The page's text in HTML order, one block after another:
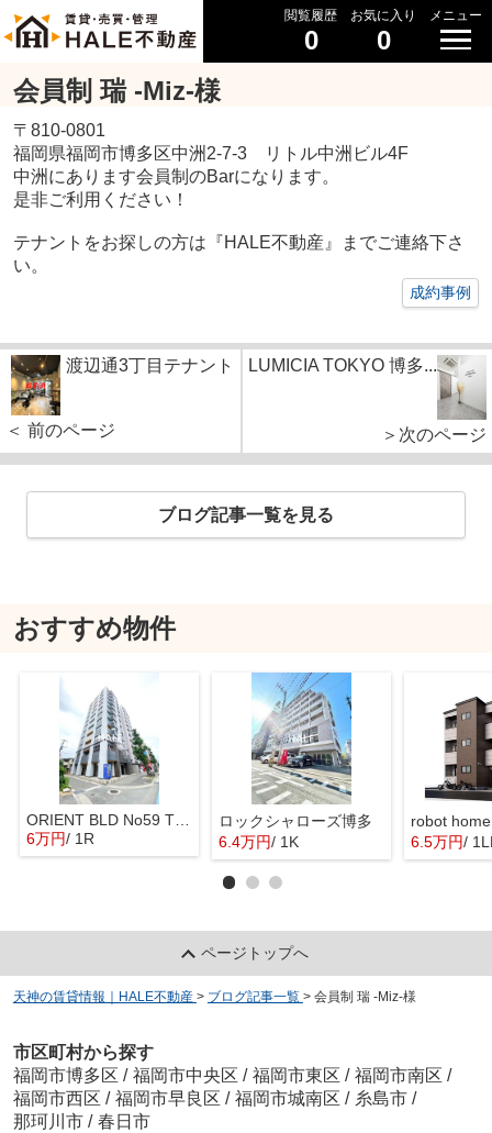
閲覧履歴
0
お気に入り
0
メニュー
会員制 瑞 -Miz-様
〒810-0801
福岡県福岡市博多区中洲2-7-3 リトル中洲ビル4F
中洲にあります会員制のBarになります。
是非ご利用ください！
テナントをお探しの方は『HALE不動産』までご連絡下さ
い。
成約事例
渡辺通3丁目テナント
＜ 前のページ
LUMICIA TOKYO 博多...
＞次のページ
ブログ記事一覧を見る
おすすめ物件
ORIENT BLD No59 TWINS
6万円/ 1R
ロックシャローズ博多
6.4万円/ 1K
robot
6.5万円/
ページトップへ
天神の賃貸情報｜HALE不動産 > ブログ記事一覧 > 会員制 瑞 -Miz-様
市区町村から探す
福岡市博多区 / 福岡市中央区 / 福岡市東区 / 福岡市南区 /
福岡市西区 / 福岡市早良区 / 福岡市城南区 / 糸島市 /
那珂川市 / 春日市